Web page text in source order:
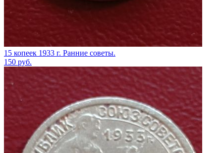
15 копеек 1933 г. Ранние советы.
150 руб.